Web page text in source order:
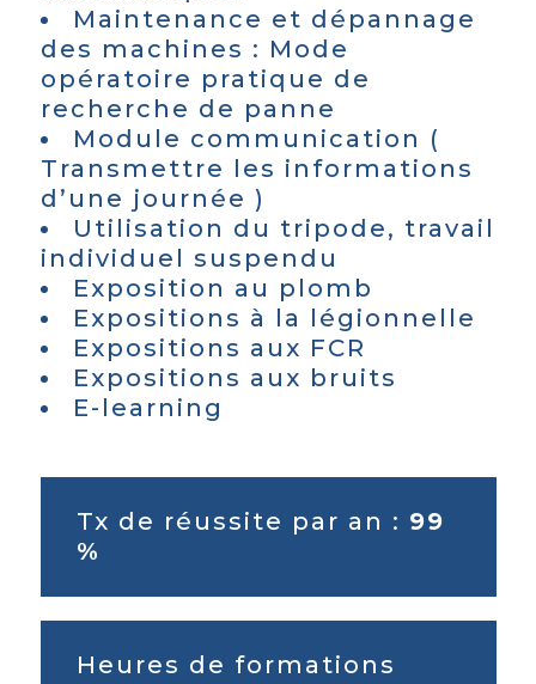
Maintenance et dépannage
des machines : Mode
opératoire pratique de
recherche de panne
Module communication (
Transmettre les informations
d’une journée )
Utilisation du tripode, travail
individuel suspendu
Exposition au plomb
Expositions à la légionnelle
Expositions aux FCR
Expositions aux bruits
E-learning
Tx de réussite par an : 99
%
Heures de formations